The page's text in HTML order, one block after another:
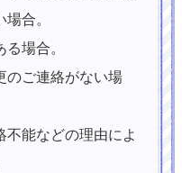
合。
場合。
のご連絡がない場
不能などの理由によ